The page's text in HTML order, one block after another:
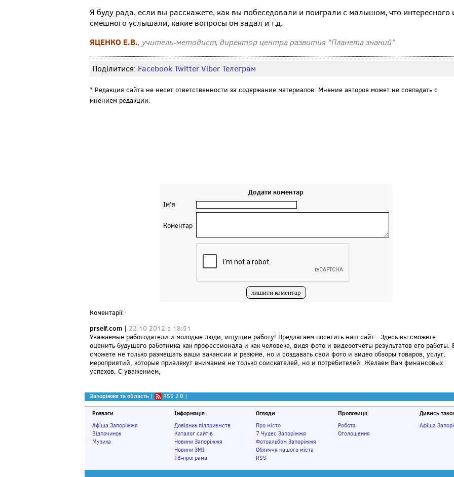
Я буду рада, если вы расскажете, как вы побеседовали и поиграли с малышом, что интересного
смешного услышали, какие вопросы он задал и т.д.
ЯЦЕНКО Е.В., учитель-методист, директор центра развития "Планета знаний"
Поділитися: FacebookTwitterViberТелеграм
* Редакция сайта не несет ответственности за содержание материалов. Мнение авторов может не совпадать с
мнением редакции.
Додати коментар
Ім'я
Коментар
Коментарії:
prself.com | 22.10 2012 в 18:51
Уважаемые работодатели и молодые люди, ищущие работу! Предлагаем посетить наш сайт . Здесь вы сможете
оценить будущего работника как профессионала и как человека, видя фото и видеоотчеты результатов его работы.
сможете не только размещать ваши вакансии и резюме, но и создавать свои фото и видео обзоры товаров, услуг,
мероприятий, которые привлекут внимание не только соискателей, но и потребителей. Желаем Вам финансовых
успехов. С уважением,
Запоріжжя та область | RSS 2.0 |
Розваги
Афіша Запоріжжя
Відпочинок
Музика
Інформація
Довідник підприємств
Каталог сайтів
Новини Запоріжжя
Новини ЗМІ
ТВ-програма
Огляди
Про місто
7 Чудес Запоріжжя
Фотоальбом Запоріжжя
Обличчя нашого міста
RSS
Пропозиції
Робота
Оголошення
Дивись
Афіша